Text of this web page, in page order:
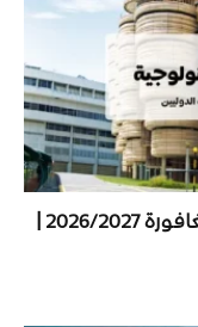
منحة جامعة نانيانغ التكنولوجية في سنغافورة 2026/2027 |